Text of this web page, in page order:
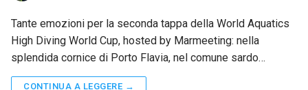
Tante emozioni per la seconda tappa della World Aquatics
High Diving World Cup, hosted by Marmeeting: nella
splendida cornice di Porto Flavia, nel comune sardo…
CONTINUA A LEGGERE →